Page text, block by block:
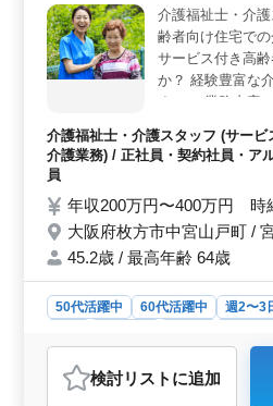
すい立地にあります。また、週
で、柔軟な働き方が可能です。
積極的に活躍しており、幅広い
ます。 ＜事業内容＞ 主な業
エーション、リハビリテーショ
い時間を提供するレクリエーシ
加します。介護経験がある方や
もちろん、これから介護の仕事
ています。
介護福祉士・介護スタッフ /
齢者向け住宅で
サービス付き高
か？ 経験豊富な
す！ ＊業務内容
の見守り ・記録
会保険完備 ・交
す！
介護福祉士・介護スタッフ (サー
介護業務) / 正社員・契約社員・ア
員
年収200万円〜400万円 時
大阪府枚方市中宮山戸町 /
45.2歳 / 最高年齢 64歳
50代活躍中 60代活躍中 週2〜3
介護福祉士・
おすすめポイント
検討リスト に追加